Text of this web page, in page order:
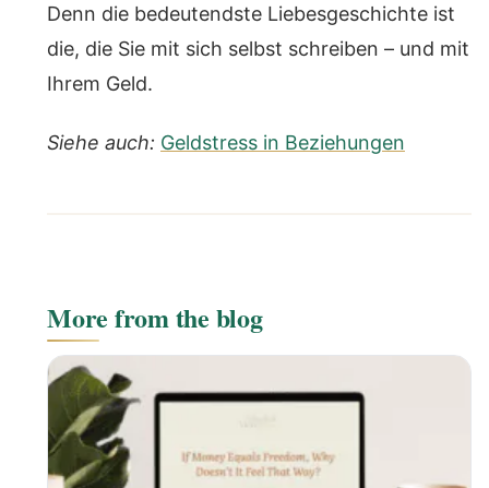
Denn die bedeutendste Liebesgeschichte ist
die, die Sie mit sich selbst schreiben – und mit
Ihrem Geld.
Siehe auch: Geldstress in Beziehungen
More from the blog